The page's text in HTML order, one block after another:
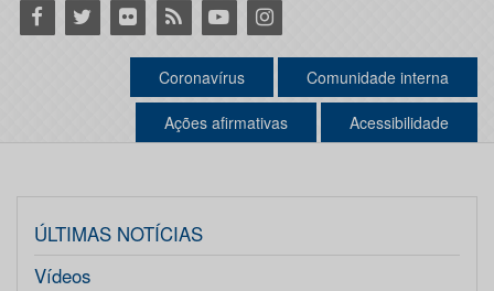
Facebook
Twitter Flickr RSS YoutubeInstagram
Coronavírus Comunidade interna
Ações afirmativas Acessibilidade
ÚLTIMAS NOTÍCIAS
Vídeos